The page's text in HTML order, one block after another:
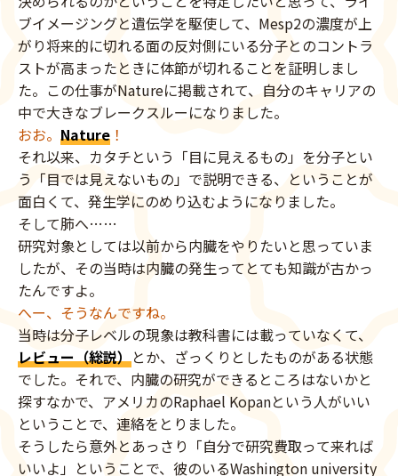
ブイメージングと遺伝学を駆使して、Mesp2の濃度が上
がり将来的に切れる面の反対側にいる分子とのコントラ
ストが高まったときに体節が切れることを証明しまし
た。この仕事がNatureに掲載されて、自分のキャリアの
中で大きなブレークスルーになりました。
おお。 Nature ！
それ以来、カタチという「目に見えるもの」を分子とい
う「目では見えないもの」で説明できる、ということが
面白くて、発生学にのめり込むようになりました。
そして肺へ……
研究対象としては以前から内臓をやりたいと思っていま
したが、その当時は内臓の発生ってとても知識が古かっ
たんですよ。
へー、そうなんですね。
当時は分子レベルの現象は教科書には載っていなくて、
レビュー（総説）とか、ざっくりとしたものがある状態
でした。それで、内臓の研究ができるところはないかと
探すなかで、アメリカのRaphael Kopanという人がいい
ということで、連絡をとりました。
そうしたら意外とあっさり「自分で研究費取って来れば
いいよ」ということで、彼のいるWashington university